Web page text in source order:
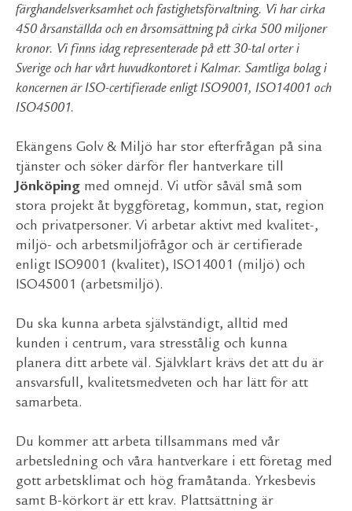
färghandelsverksamhet och fastighetsförvaltning. Vi har cirka
450 årsanställda och en årsomsättning på cirka 500 miljoner
kronor. Vi finns idag representerade på ett 30-tal orter i
Sverige och har vårt huvudkontoret i Kalmar. Samtliga bolag i
koncernen är ISO-certifierade enligt ISO9001, ISO14001 och
ISO45001.
Ekängens Golv & Miljö har stor efterfrågan på sina
tjänster och söker därför fler hantverkare till
Jönköping med omnejd. Vi utför såväl små som
stora projekt åt byggföretag, kommun, stat, region
och privatpersoner. Vi arbetar aktivt med kvalitet-,
miljö- och arbetsmiljöfrågor och är certifierade
enligt ISO9001 (kvalitet), ISO14001 (miljö) och
ISO45001 (arbetsmiljö).
Du ska kunna arbeta självständigt, alltid med
kunden i centrum, vara stresstålig och kunna
planera ditt arbete väl. Självklart krävs det att du är
ansvarsfull, kvalitetsmedveten och har lätt för att
samarbeta.
Du kommer att arbeta tillsammans med vår
arbetsledning och våra hantverkare i ett företag med
gott arbetsklimat och hög framåtanda. Yrkesbevis
samt B-körkort är ett krav. Plattsättning är